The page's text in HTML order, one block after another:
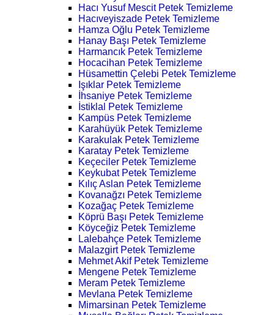
Hacı Yusuf Mescit Petek Temizleme
Hacıveyiszade Petek Temizleme
Hamza Oğlu Petek Temizleme
Hanay Başı Petek Temizleme
Harmancık Petek Temizleme
Hocacihan Petek Temizleme
Hüsamettin Çelebi Petek Temizleme
Işıklar Petek Temizleme
İhsaniye Petek Temizleme
İstiklal Petek Temizleme
Kampüs Petek Temizleme
Karahüyük Petek Temizleme
Karakulak Petek Temizleme
Karatay Petek Temizleme
Keçeciler Petek Temizleme
Keykubat Petek Temizleme
Kılıç Aslan Petek Temizleme
Kovanağzı Petek Temizleme
Kozağaç Petek Temizleme
Köprü Başı Petek Temizleme
Köyceğiz Petek Temizleme
Lalebahçe Petek Temizleme
Malazgirt Petek Temizleme
Mehmet Akif Petek Temizleme
Mengene Petek Temizleme
Meram Petek Temizleme
Mevlana Petek Temizleme
Mimarsinan Petek Temizleme